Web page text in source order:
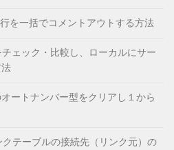
を一括でコメントアウトする方法
ェック・比較し、ローカルにサー
ートナンバー型をクリアし１から
クテーブルの接続先（リンク元）の